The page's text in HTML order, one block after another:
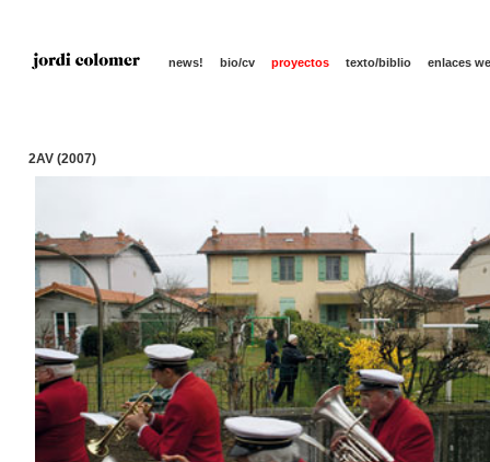
news! bio/cv proyectos texto/biblio enlaces
2AV (2007)